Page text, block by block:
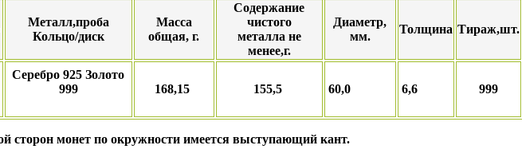
Металл,проба
Кольцо/диск
Масса
общая, г.
Содержание
чистого
металла не
менее,г.
Диаметр,
мм.
Толщина Тираж,шт.
Серебро 925 Золото
999
168,15 155,5 60,0 6,6 999
сторон монет по окружности имеется выступающий кант.